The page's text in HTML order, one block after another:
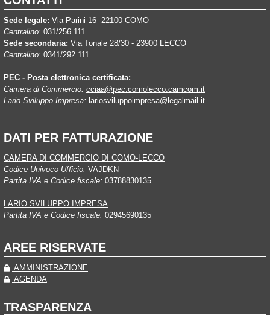
Sede legale: Via Parini 16 -22100 COMO
Centralino: 031/256.111
Sede secondaria: Via Tonale 28/30 - 23900 LECCO
Centralino: 0341/292.111
PEC - Posta elettronica certificata:
Camera di Commercio: cciaa@pec.comolecco.camcom.it
Lario Sviluppo Impresa: lariosviluppoimpresa@legalmail.it
DATI PER FATTURAZIONE
CAMERA DI COMMERCIO DI COMO-LECCO
Codice Univoco Ufficio: VAJDKN
Partita IVA e Codice fiscale: 03788830135
LARIO SVILUPPO IMPRESA
Partita IVA e Codice fiscale: 02945690135
AREE RISERVATE
AMMINISTRAZIONE
AGENDA
TRASPARENZA